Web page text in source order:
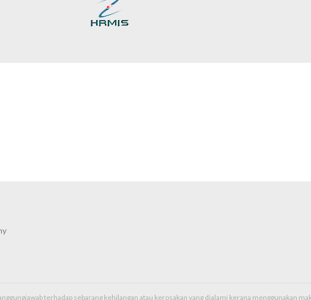
terhadap sebarang kehilangan atau kerosakan yang dialami kerana menggunakan